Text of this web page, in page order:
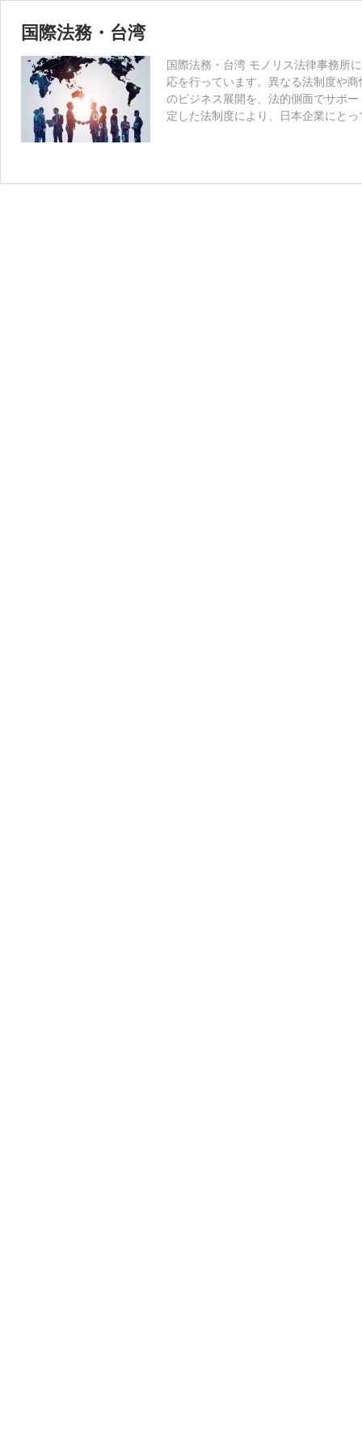
国際法務・台湾
国際法務・台湾 モノリス法律事務所
応を行っています。異なる法制度や
のビジネス展開を、法的側面でサポ
定した法制度により、日本企業にと